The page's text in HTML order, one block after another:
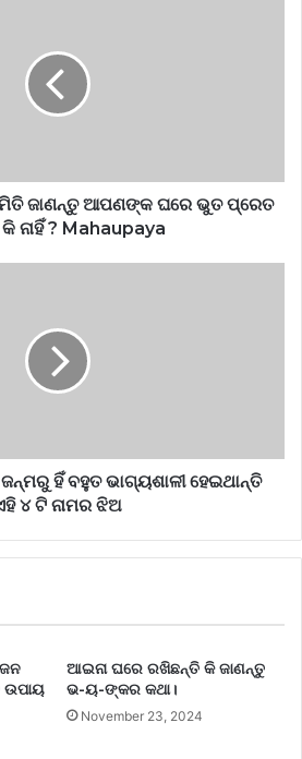
ଜାଣନ୍ତୁ ଆପଣଙ୍କ ଘରେ ଭୁତ ପ୍ରେତ
ନାହିଁ ? Mahaupaya
ହିଁ ବହୁତ ଭାଗ୍ୟଶାଳୀ ହେଇଥାନ୍ତି
୪ ଟି ନାମର ଝିଅ
ଉପାୟ
ଆଇନା ଘରେ ରଖିଛନ୍ତି କି ଜାଣନ୍ତୁ
ଭ-ୟ-ଙ୍କର କଥା।
November 23, 2024